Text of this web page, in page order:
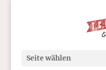
Seite wählen